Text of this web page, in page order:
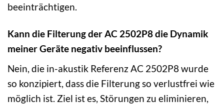
beeinträchtigen.
Kann die Filterung der AC 2502P8 die Dynamik
meiner Geräte negativ beeinflussen?
Nein, die in-akustik Referenz AC 2502P8 wurde
so konzipiert, dass die Filterung so verlustfrei wie
möglich ist. Ziel ist es, Störungen zu eliminieren,